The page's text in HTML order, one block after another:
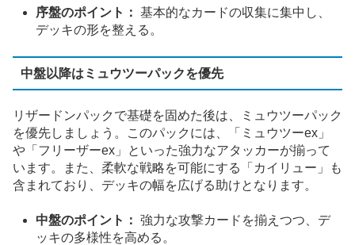
序盤のポイント： 基本的なカードの収集に集中し、
デッキの形を整える。
中盤以降はミュウツーパックを優先
リザードンパックで基礎を固めた後は、ミュウツーパック
を優先しましょう。このパックには、「ミュウツーex」
や「フリーザーex」といった強力なアタッカーが揃って
います。また、柔軟な戦略を可能にする「カイリュー」も
含まれており、デッキの幅を広げる助けとなります。
中盤のポイント： 強力な攻撃カードを揃えつつ、デ
ッキの多様性を高める。